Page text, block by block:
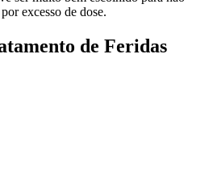
excesso de dose.
de Feridas